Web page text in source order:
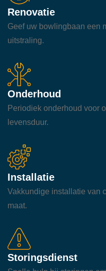
Renovatie
Geef uw bowlingbaan een
uitstraling.
Onderhoud
Periodiek onderhoud voor
levensduur.
Installatie
Vakkundige installatie van
maat.
Storingsdienst